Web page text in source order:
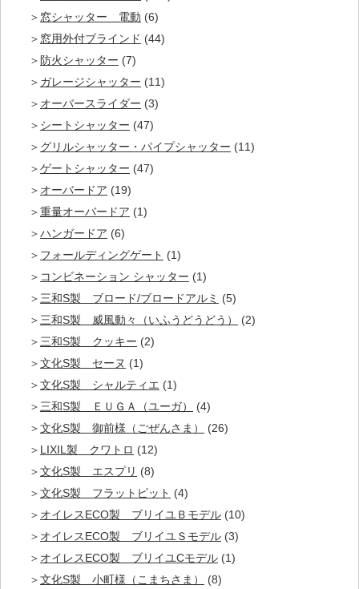
窓シャッター 電動 (6)
窓用外付ブラインド (44)
防火シャッター (7)
ガレージシャッター (11)
オーバースライダー (3)
シートシャッター (47)
グリルシャッター・パイプシャッター (11)
ゲートシャッター (47)
オーバードア (19)
重量オーバードア (1)
ハンガードア (6)
フォールディングゲート (1)
コンビネーション シャッター (1)
三和S製 ブロード/ブロードアルミ (5)
三和S製 威風動々（いふうどうどう）
(2)
三和S製 クッキー (2)
文化S製 セーヌ (1)
文化S製 シャルティエ (1)
三和S製 ＥＵＧＡ（ユーガ）
(4)
文化S製 御前様（ごぜんさま）
(26)
LIXIL製 クワトロ (12)
文化S製 エスプリ (8)
文化S製 フラットピット (4)
オイレスECO製 ブリイユＢモデル (10)
オイレスECO製 ブリイユＳモデル (3)
オイレスECO製 ブリイユCモデル (1)
文化S製 小町様（こまちさま）
(8)